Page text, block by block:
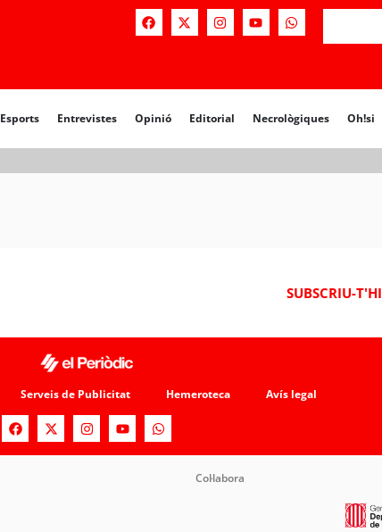
Esports Entrevistes Opinió Editorial Necrològiques Oh!si
Opinió Editorial Necrològiques
SUBSCRIU-T'HI
Serveis de Publicitat Hemeroteca Avís legal
Col·labora